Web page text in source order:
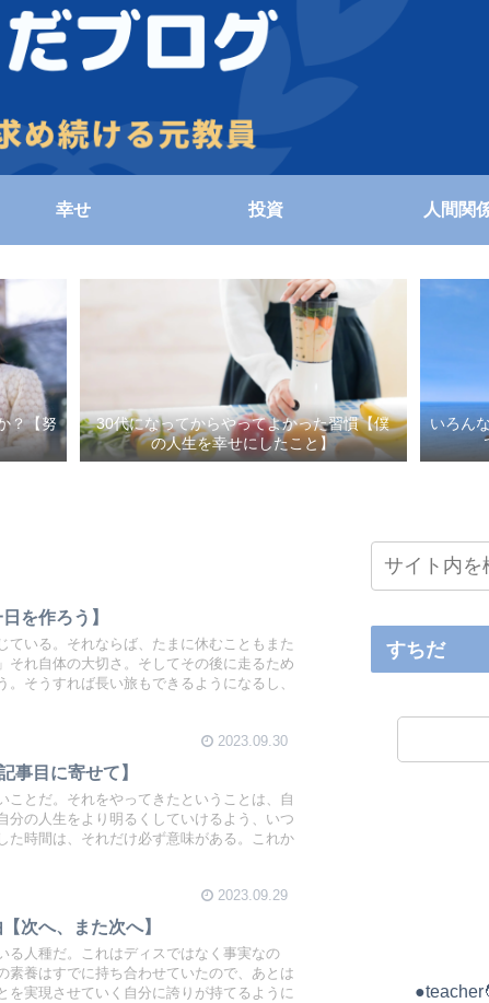
幸せ 投資 人間関
？【努
30代になってからやってよかった習慣【僕
の人生を幸せにしたこと】
いろん
を作ろう】
ている。それならば、たまに休むこともまた
それ自体の大切さ。そしてその後に走るため
そうすれば長い旅もできるようになるし、
2023.09.30
事目に寄せて】
ことだ。それをやってきたということは、自
分の人生をより明るくしていけるよう、いつ
た時間は、それだけ必ず意味がある。これか
2023.09.29
次へ、また次へ】
る人種だ。これはディスではなく事実なの
素養はすでに持ち合わせていたので、あとは
を実現させていく自分に誇りが持てるように
すちだ